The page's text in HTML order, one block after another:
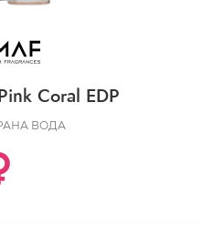
Coral EDP
ВОДА